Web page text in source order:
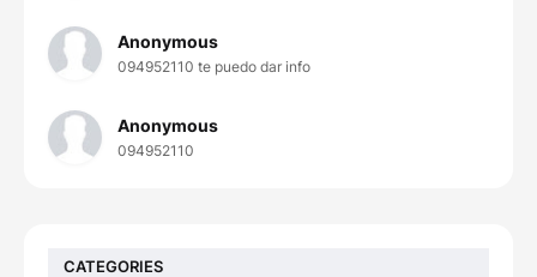
Anonymous
094952110 te puedo dar info
Anonymous
094952110
CATEGORIES